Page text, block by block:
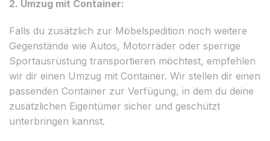
2. Umzug mit Container:
Falls du zusätzlich zur Möbelspedition noch weitere
Gegenstände wie Autos, Motorräder oder sperrige
Sportausrüstung transportieren möchtest, empfehlen
wir dir einen Umzug mit Container. Wir stellen dir einen
passenden Container zur Verfügung, in dem du deine
zusätzlichen Eigentümer sicher und geschützt
unterbringen kannst.